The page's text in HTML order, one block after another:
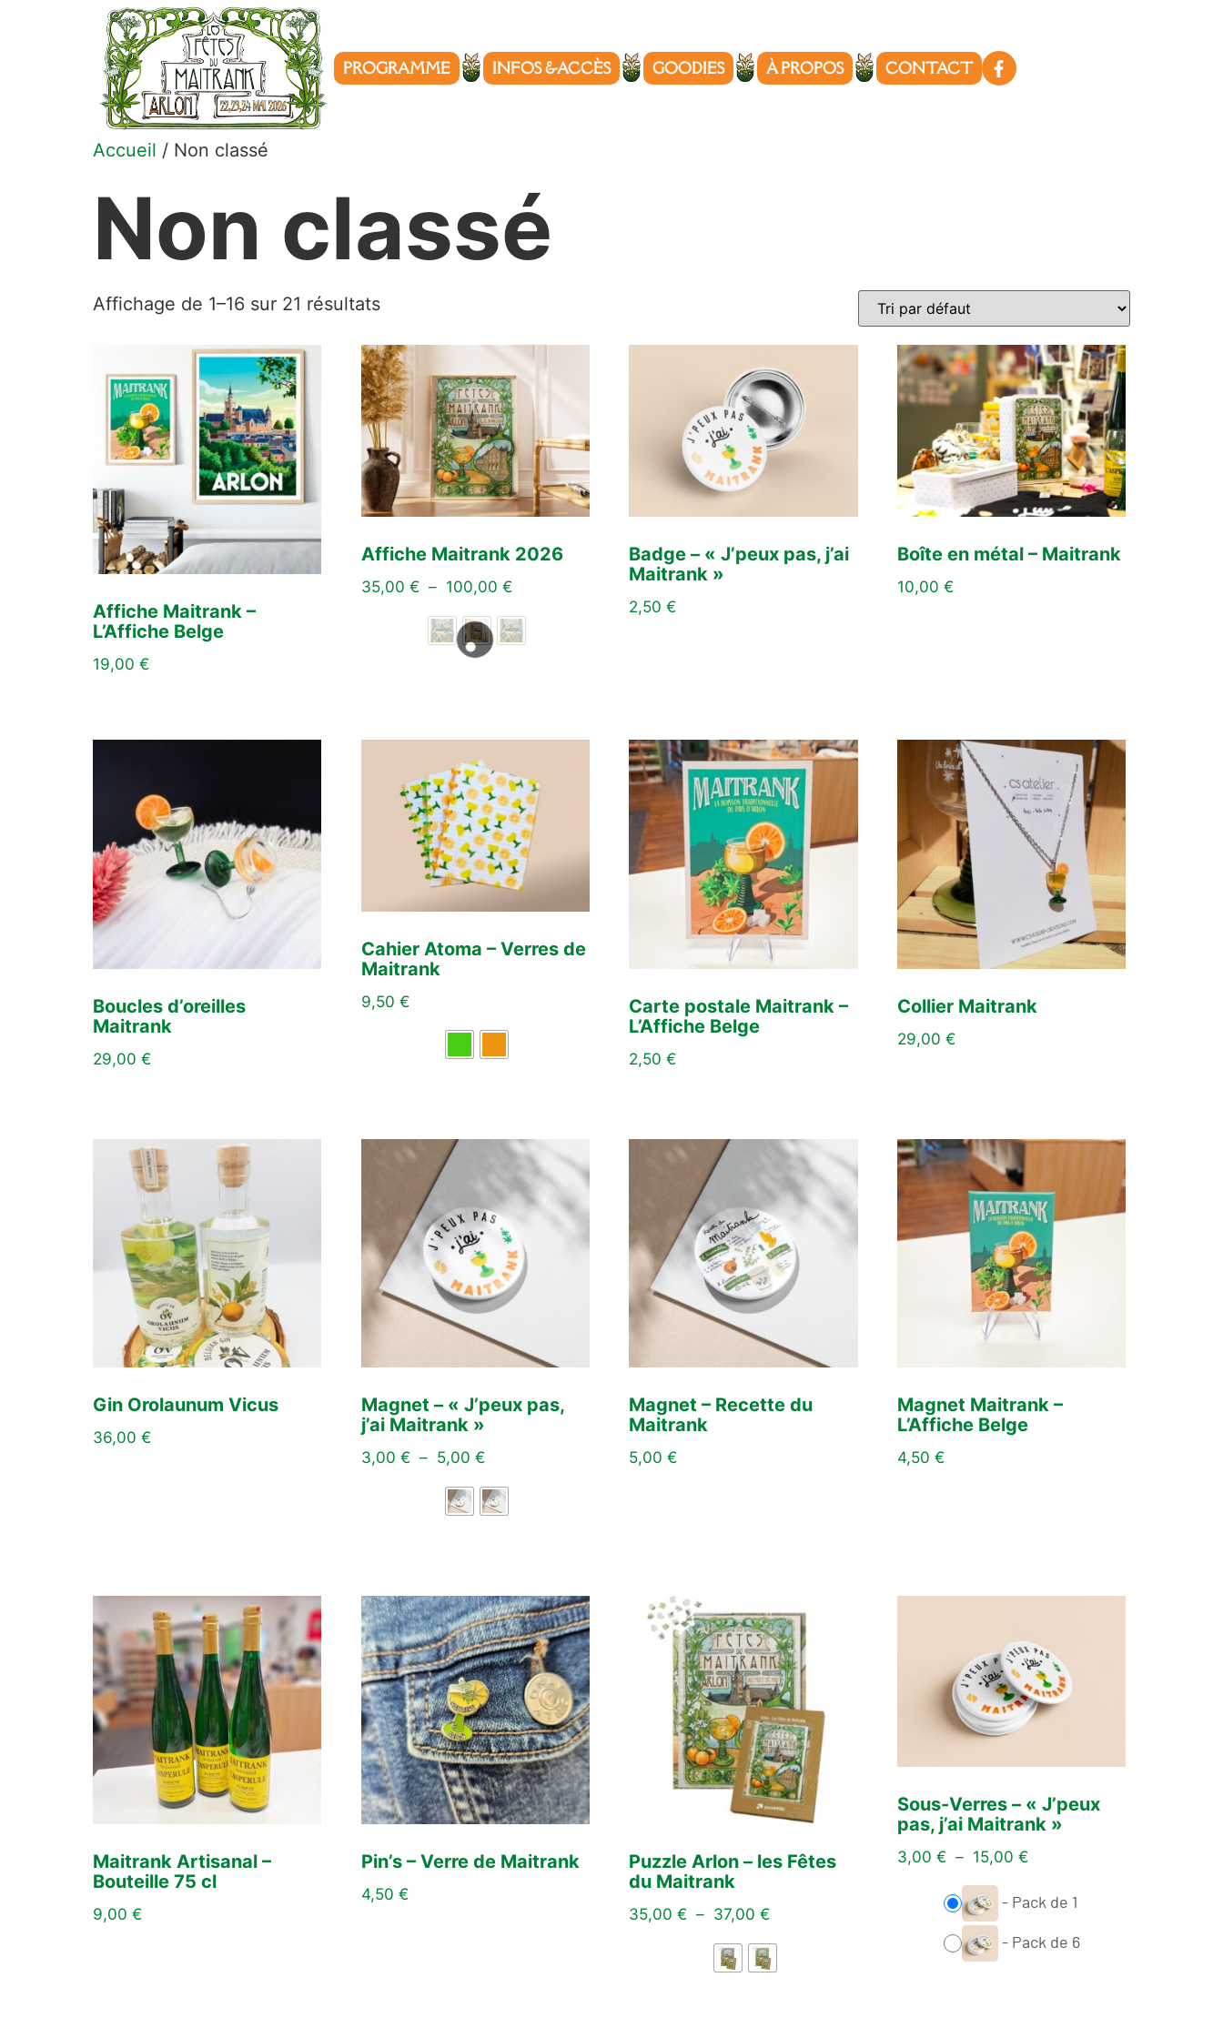
PROGRAMME INFOS &ACCÈS GOODIES À PROPOS CONTACT
Accueil / Non classé
Non classé
Affichage de 1–16 sur 21 résultats
Affiche Maitrank –
L’Affiche Belge
19,00 €
Affiche Maitrank 2026
35,00 € – 100,00 €
Badge – « J’peux pas, j’ai
Maitrank »
2,50€
Boîte en métal – Maitrank
10,00€
Boucles d’oreilles
Maitrank
29,00 €
Cahier Atoma – Verres de
Maitrank
9,50 €
Carte postale Maitrank –
L’Affiche Belge
2,50€
Collier Maitrank
29,00€
Gin Orolaunum Vicus
36,00 €
Magnet – « J’peux pas,
j’ai Maitrank »
3,00 € – 5,00 €
Magnet – Recette du
Maitrank
5,00€
Magnet Maitrank –
L’Affiche Belge
4,50€
Maitrank Artisanal –
Bouteille 75 cl
9,00 €
Pin’s – Verre de Maitrank
4,50 €
Puzzle Arlon – les Fêtes
du Maitrank
35,00€ – 37,00€
Sous-Verres – « J’peux
pas, j’ai Maitrank »
3,00€ – 15,00€
- Pack de 1
- Pack de 6